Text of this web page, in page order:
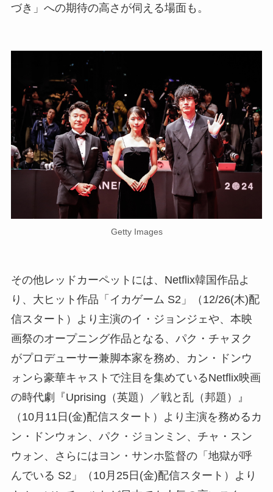
づき」への期待の高さが伺える場面も。
Getty Images
その他レッドカーペットには、Netflix韓国作品よ
り、大ヒット作品「イカゲーム S2」（12/26(木)配
信スタート）より主演のイ・ジョンジェや、本映
画祭のオープニング作品となる、パク・チャヌク
がプロデューサー兼脚本家を務め、カン・ドンウ
ォンら豪華キャストで注目を集めているNetflix映画
の時代劇『Uprising（英題）／戦と乱（邦題）』
（10月11日(金)配信スタート）より主演を務めるカ
ン・ドンウォン、パク・ジョンミン、チャ・スン
ウォン、さらにはヨン・サンホ監督の「地獄が呼
んでいる S2」（10月25日(金)配信スタート）より